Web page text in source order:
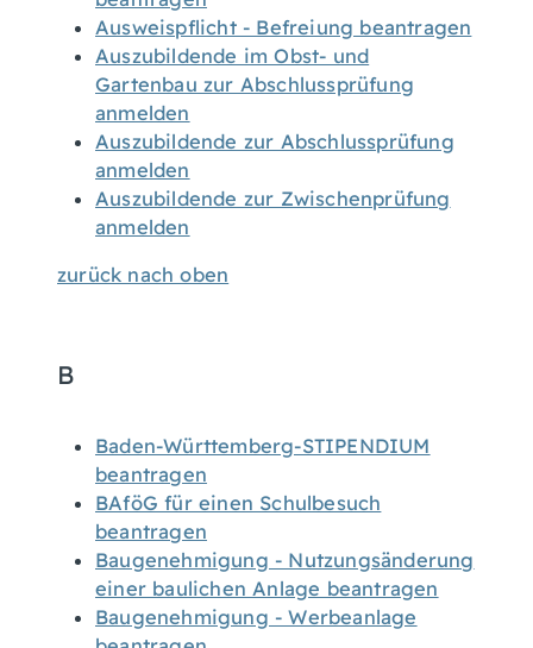
Ausweispflicht - Befreiung beantragen
Auszubildende im Obst- und
Gartenbau zur Abschlussprüfung
anmelden
Auszubildende zur Abschlussprüfung
anmelden
Auszubildende zur Zwischenprüfung
anmelden
zurück nach oben
B
Baden-Württemberg-STIPENDIUM
beantragen
BAföG für einen Schulbesuch
beantragen
Baugenehmigung - Nutzungsänderung
einer baulichen Anlage beantragen
Baugenehmigung - Werbeanlage